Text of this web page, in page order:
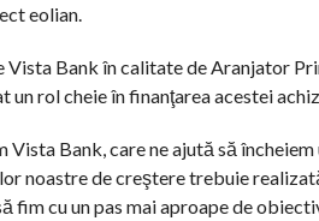
eolian.
Bank în calitate de Aranjator
un rol cheie în finanţarea acestei
Vista Bank, care ne ajută să
noastre de creştere trebuie
fim cu un pas mai aproape de